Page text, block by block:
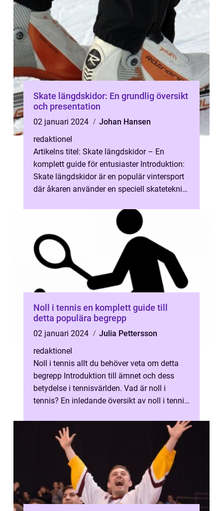
komm...
Skate längdskidor: En grundlig översikt
och presentation
02 januari 2024
Johan Hansen
redaktionel
Artikelns titel: Skate längdskidor – En
komplett guide för entusiaster Introduktion:
Skate längdskidor är en populär vintersport
där åkaren använder en speciell skateteknik
Noll i tennis en komplett guide till
detta populära begrepp
02 januari 2024
Julia Pettersson
redaktionel
Noll i tennis allt du behöver veta om detta
begrepp Introduktion till ämnet och dess
betydelse i tennisvärlden. Vad är noll i
tennis? En inledande översikt av noll i tennis